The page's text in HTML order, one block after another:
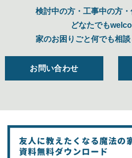
検討中の方・工事中の方・
どなたでも
家のお困りごと何でも相談
お問い合わせ